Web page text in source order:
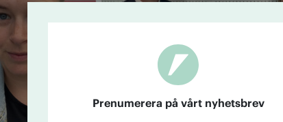
Prenumerera på vårt nyhetsbrev